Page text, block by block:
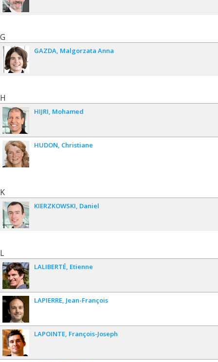
G
GAZDA Malgorzata Anna
H
HIJRI Mohamed
HUDON Christiane
K
KIERZKOWSKI Daniel
L
LALIBERTÉ Etienne
LAPIERRE Jean-François
LAPOINTE François-Joseph